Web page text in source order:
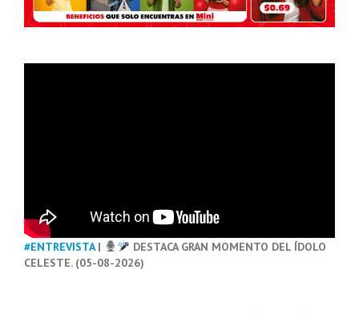
#ENTREVISTA|
DESTACA GRAN MOMENTO DEL ÍDOLO
CELESTE. (05-08-2026)